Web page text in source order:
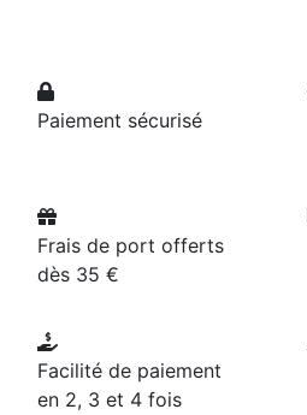
Paiement sécurisé
Frais de port offerts
dès 35 €
Facilité de paiement
en 2, 3 et 4 fois